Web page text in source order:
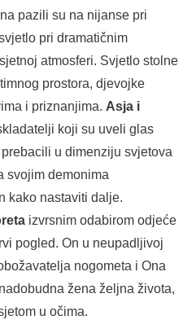
pazili su na nijanse pri
pri dramatičnim
atmosferi. Svjetlo stolne
prostora, djevojke
i priznanjima. Asja i
koji su uveli glas
u dimenziju svjetova
svojim demonima
kako nastaviti dalje.
izvrsnim odabirom odjeće
pogled. On u neupadljivoj
nogometa i Ona
žena željna života,
u očima.